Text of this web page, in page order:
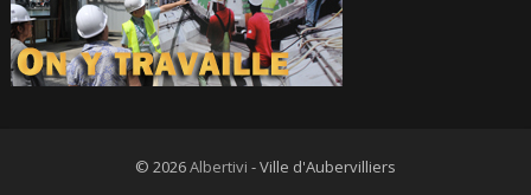
© 2026Albertivi - Ville d'Aubervilliers